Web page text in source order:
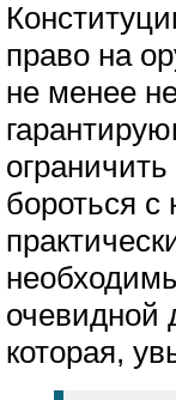
право на
не менее
бороться с
очевидной
которая,